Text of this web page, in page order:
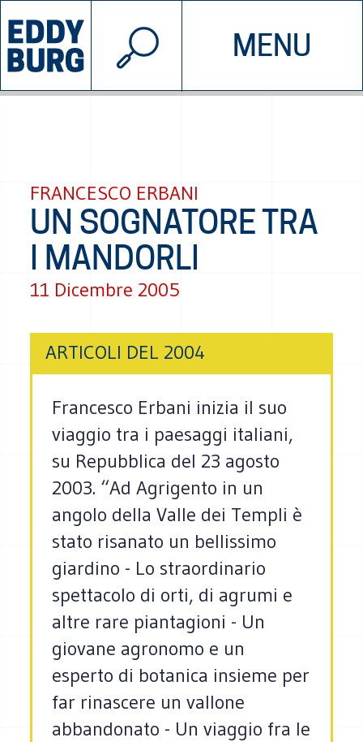
MENU
INIZIATIVE CHI SIAMO
© 2026 EDDYBURG
FRANCESCO ERBANI
UN SOGNATORE TRA
I MANDORLI
11 Dicembre 2005
ARTICOLI DEL 2004
Francesco Erbani inizia il suo
viaggio tra i paesaggi italiani,
su Repubblica del 23 agosto
2003. “Ad Agrigento in un
angolo della Valle dei Templi è
stato risanato un bellissimo
giardino - Lo straordinario
spettacolo di orti, di agrumi e
altre rare piantagioni - Un
giovane agronomo e un
esperto di botanica insieme per
far rinascere un vallone
abbandonato - Un viaggio fra le